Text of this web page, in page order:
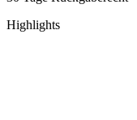
Highlights